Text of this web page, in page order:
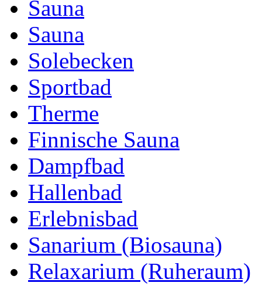
Sauna
Sauna
Solebecken
Sportbad
Therme
Finnische Sauna
Dampfbad
Hallenbad
Erlebnisbad
Sanarium (Biosauna)
Relaxarium (Ruheraum)